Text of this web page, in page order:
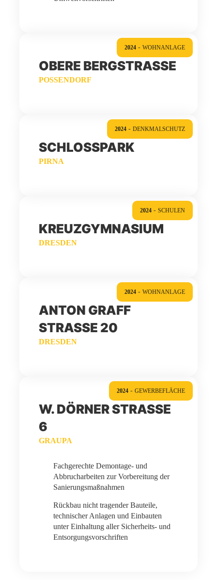
2024 - WOHNANLAGE
OBERE BERGSTRASSE
POSSENDORF
2024 - DENKMALSCHUTZ
SCHLOSSPARK
PIRNA
2024 - SCHULEN
KREUZGYMNASIUM
DRESDEN
2024 - WOHNANLAGE
ANTON GRAFF
STRASSE 20
DRESDEN
2024 - GEWERBEFLÄCHE
W. DÖRNER STRASSE 6
GRAUPA
Fachgerechte Demontage- und
Abbrucharbeiten zur Vorbereitung der
Sanierungsmaßnahmen
Rückbau nicht tragender Bauteile,
technischer Anlagen und Einbauten
unter Einhaltung aller Sicherheits- und
Entsorgungsvorschriften